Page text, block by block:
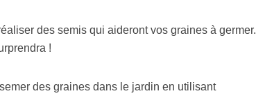
des semis qui aideront vos graines à germer.
!
des graines dans le jardin en utilisant